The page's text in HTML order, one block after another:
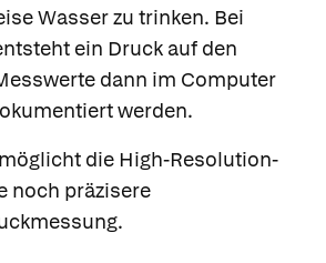
Wasser zu trinken. Bei
ein Druck auf den
dann im Computer
werden.
die High-Resolution-
noch präzisere